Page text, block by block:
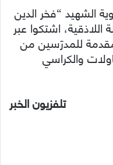
الشهيد “فخر الدين
اشتكوا عبر
للمدرّسين من
والكراسي
تلفزيون الخبر